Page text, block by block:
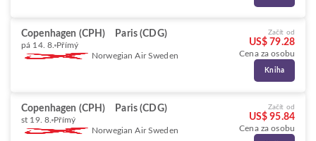
Copenhagen (CPH) Paris (CDG)
pá 14. 8. Přímý
Norwegian Air Sweden
Začít od
US$ 79.28
Cena za osobu
Kniha
Copenhagen (CPH) Paris (CDG)
st 19. 8. Přímý
Norwegian Air Sweden
Začít od
US$ 95.84
Cena za osobu